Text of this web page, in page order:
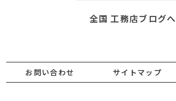
全国 工務店ブログへ
お問い合わせ サイトマップ